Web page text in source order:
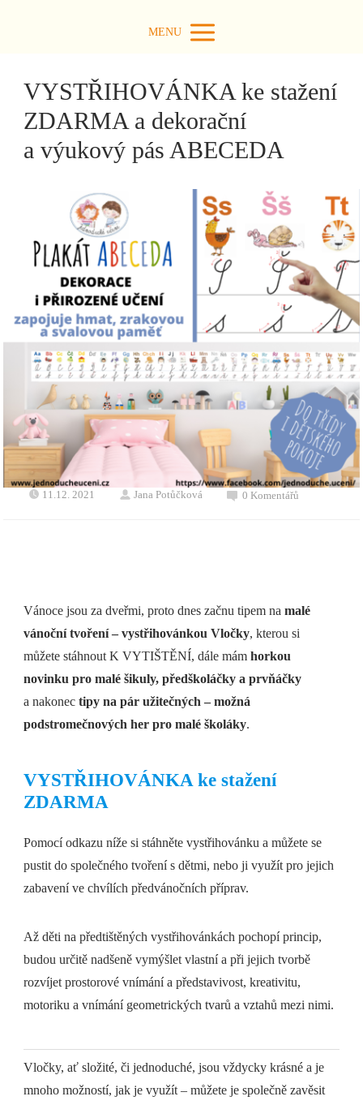
MENU
VYSTŘIHOVÁNKA ke stažení
ZDARMA a dekorační
a výukový pás ABECEDA
11.12. 2021 Jana Potůčková 0 Komentářů
Vánoce jsou za dveřmi, proto dnes začnu tipem namalé
vánoční tvoření – vystřihovánkou Vločky, kterou si
můžete stáhnout K VYTIŠTĚNÍ, dále mámhorkou
novinku pro malé šikuly, předškoláčky a prvňáčky
a nakonectipy na pár užitečných – možná
podstromečnových her pro malé školáky.
VYSTŘIHOVÁNKA ke stažení
ZDARMA
Pomocí odkazu níže si stáhněte vystřihovánku a můžete se
pustit do společného tvoření s dětmi, nebo ji využít pro jejich
zabavení ve chvílích předvánočních příprav.
Až děti na předtištěných vystřihovánkách pochopí princip,
budou určitě nadšeně vymýšlet vlastní a při jejich tvorbě
rozvíjet prostorové vnímání a představivost, kreativitu,
motoriku a vnímání geometrických tvarů a vztahů mezi nimi.
Vločky, ať složité, či jednoduché, jsou vždycky krásné a je
mnoho možností, jak je využít – můžete je společně zavěsit